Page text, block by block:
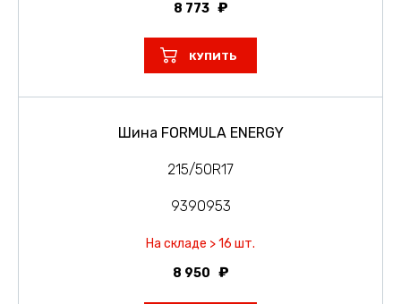
8 773
КУПИТЬ
Шина FORMULA ENERGY
215/50R17
9390953
На складе > 16 шт.
8 950